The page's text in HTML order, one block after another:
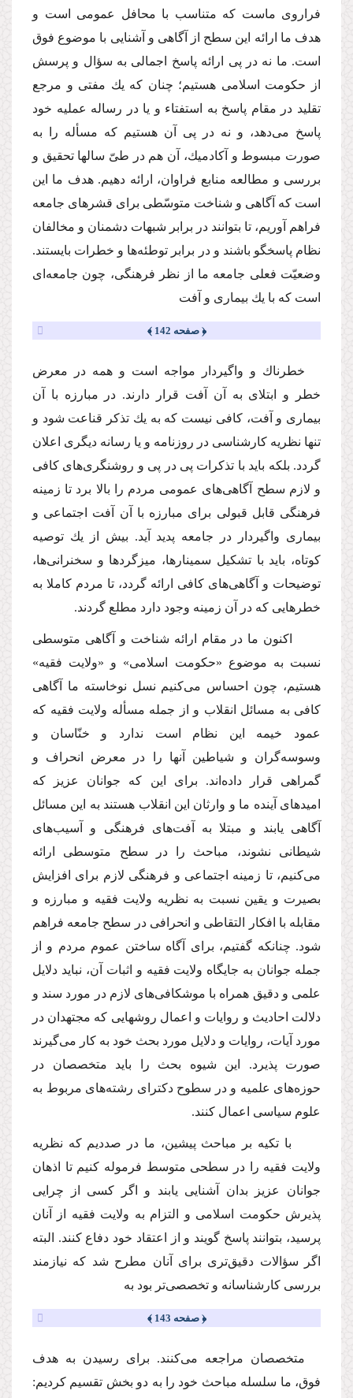
فراروى ماست كه متناسب با محافل عمومى است و
هدف ما ارائه این سطح از آگاهى و آشنایى با موضوع فوق
است. ما نه در پى ارائه پاسخ اجمالى به سؤال و پرسش
از حكومت اسلامى هستیم؛ چنان كه یك مفتى و مرجع
تقلید در مقام پاسخ به استفتاء و یا در رساله عملیه خود
پاسخ مى‌دهد، و نه در پى آن هستیم كه مسأله را به
صورت مبسوط و آكادمیك، آن هم در طىّ سالها تحقیق و
بررسى و مطالعه منابع فراوان، ارائه دهیم. هدف ما این
است كه آگاهى و شناخت متوسّطى براى قشرهاى جامعه
فراهم آوریم، تا بتوانند در برابر شبهات دشمنان و مخالفان
نظام پاسخگو باشند و در برابر توطئه‌ها و خطرات بایستند.
وضعیّت فعلى جامعه ما از نظر فرهنگى، چون جامعه‌اى
است كه با یك بیمارى و آفت
﴿ صفحه 142 ﴾
خطرناك و واگیردار مواجه است و همه در معرض
خطر و ابتلاى به آن آفت قرار دارند. در مبارزه با آن
بیمارى و آفت، كافى نیست كه به یك تذكر قناعت شود و
تنها نظریه كارشناسى در روزنامه و یا رسانه دیگرى اعلان
گردد. بلكه باید با تذكرات پى در پى و روشنگرى‌هاى كافى
و لازم سطح آگاهى‌هاى عمومى مردم را بالا برد تا زمینه
فرهنگى قابل قبولى براى مبارزه با آن آفت اجتماعى و
بیمارى واگیردار در جامعه پدید آید. بیش از یك توصیه
كوتاه، باید با تشكیل سمینارها، میزگردها و سخنرانى‌ها،
توضیحات و آگاهى‌هاى كافى ارائه گردد، تا مردم كاملا به
خطرهایى كه در آن زمینه وجود دارد مطلع گردند.
اكنون ما در مقام ارائه شناخت و آگاهى متوسطى
نسبت به موضوع «حكومت اسلامى» و «ولایت فقیه»
هستیم، چون احساس مى‌كنیم نسل نوخاسته ما آگاهى
كافى به مسائل انقلاب و از جمله مسأله ولایت فقیه كه
عمود خیمه این نظام است ندارد و خنّاسان و
وسوسه‌گران و شیاطین آنها را در معرض انحراف و
گمراهى قرار داده‌اند. براى این كه جوانان عزیز كه
امیدهاى آینده ما و وارثان این انقلاب هستند به این مسائل
آگاهى یابند و مبتلا به آفت‌هاى فرهنگى و آسیب‌هاى
شیطانى نشوند، مباحث را در سطح متوسطى ارائه
مى‌كنیم، تا زمینه اجتماعى و فرهنگى لازم براى افزایش
بصیرت و یقین نسبت به نظریه ولایت فقیه و مبارزه و
مقابله با افكار التقاطى و انحرافى در سطح جامعه فراهم
شود. چنانكه گفتیم، براى آگاه ساختن عموم مردم و از
جمله جوانان به جایگاه ولایت فقیه و اثبات آن، نباید دلایل
علمى و دقیق همراه با موشكافى‌هاى لازم در مورد سند و
دلالت احادیث و روایات و اعمال روشهایى كه مجتهدان در
مورد آیات، روایات و دلایل مورد بحث خود به كار مى‌گیرند
صورت پذیرد. این شیوه بحث را باید متخصصان در
حوزه‌هاى علمیه و در سطوح دكتراى رشته‌هاى مربوط به
علوم سیاسى اعمال كنند.
با تكیه بر مباحث پیشین، ما در صددیم كه نظریه
ولایت فقیه را در سطحى متوسط فرموله كنیم تا اذهان
جوانان عزیز بدان آشنایى یابند و اگر كسى از چرایى
پذیرش حكومت اسلامى و التزام به ولایت فقیه از آنان
پرسید، بتوانند پاسخ گویند و از اعتقاد خود دفاع كنند. البته
اگر سؤالات دقیق‌ترى براى آنان مطرح شد كه نیازمند
بررسى كارشناسانه و تخصصى‌تر بود به
﴿ صفحه 143 ﴾
متخصصان مراجعه مى‌كنند. براى رسیدن به هدف
فوق، ما سلسله مباحث خود را به دو بخش تقسیم كردیم: